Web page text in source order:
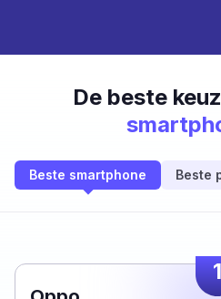
De beste
Beste smartphone Beste
1